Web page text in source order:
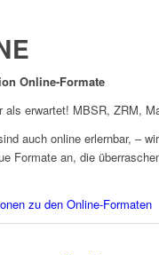
Online-Formate
als erwartet! MBSR, ZRM,
auch online erlernbar, –
Formate an, die
zu den Online-Formaten